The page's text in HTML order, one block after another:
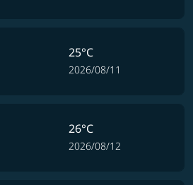
25°C
2026/08/11
26°C
2026/08/12